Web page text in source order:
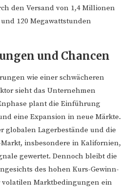
den Versand von 1,4 Millionen
120 Megawattstunden
und Chancen
wie einer schwächeren
sieht das Unternehmen
plant die Einführung
eine Expansion in neue Märkte.
globalen Lagerbestände und die
insbesondere in Kalifornien,
gewertet. Dennoch bleibt die
des hohen Kurs-Gewinn-
Marktbedingungen ein